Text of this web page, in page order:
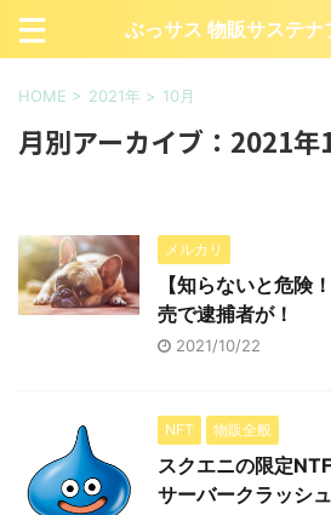
ぶっサス 物販サステナ
HOME > 2021年 > 10月
月別アーカイブ：2021年
メルカリ
【知らないと危険
売で逮捕者が！
2021/10/22
NFT 物販全般
スクエニの限定
サーバークラッシュ